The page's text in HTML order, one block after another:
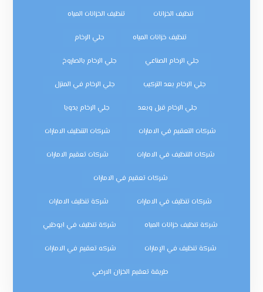
تنظيف الخزانات تنظيف الخزانات المياه
تنظيف خزانات المياه جلي الرخام
جلي الرخام الصناعي جلي الرخام بالصاروخ
جلي الرخام بعد التركيب جلي الرخام في المنزل
جلي الرخام قبل وبعد جلي الرخام يدويا
شركات التعقيم في الامارات شركات التنظيف الامارات
شركات التنظيف في الامارات شركات تعقيم الامارات
شركات تعقيم في الامارات
شركات تنظيف في الامارات شركة تنظيف الامارات
شركة تنظيف خزانات المياه شركة تنظيف في ابوظبي
شركة تنظيف في الإمارات شركه تعقيم في الامارات
طريقة تعقيم الخزان الارضي